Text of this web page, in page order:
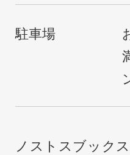
駐車場
ノストスブック